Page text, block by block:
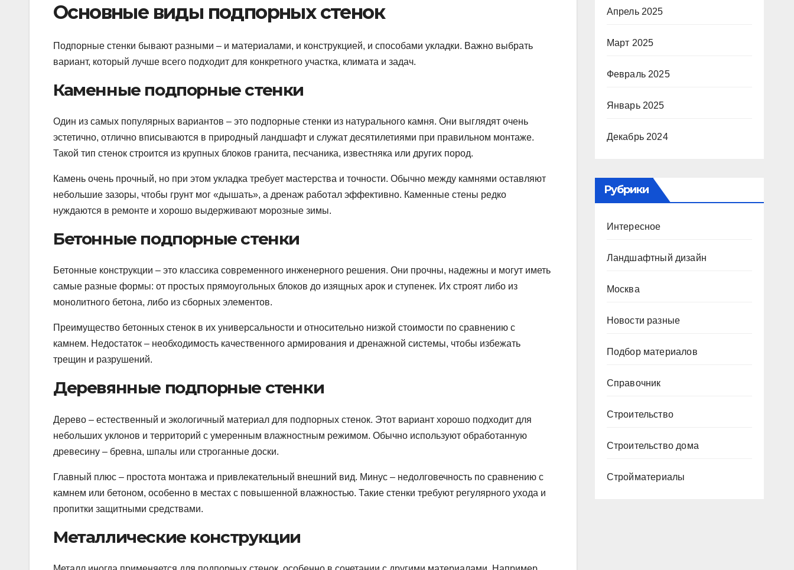
Основные виды подпорных стенок
Подпорные стенки бывают разными – и материалами, и конструкцией, и способами укладки. Важно выбрать
вариант, который лучше всего подходит для конкретного участка, климата и задач.
Каменные подпорные стенки
Один из самых популярных вариантов – это подпорные стенки из натурального камня. Они выглядят очень
эстетично, отлично вписываются в природный ландшафт и служат десятилетиями при правильном монтаже.
Такой тип стенок строится из крупных блоков гранита, песчаника, известняка или других пород.
Камень очень прочный, но при этом укладка требует мастерства и точности. Обычно между камнями оставляют
небольшие зазоры, чтобы грунт мог «дышать», а дренаж работал эффективно. Каменные стены редко
нуждаются в ремонте и хорошо выдерживают морозные зимы.
Бетонные подпорные стенки
Бетонные конструкции – это классика современного инженерного решения. Они прочны, надежны и могут иметь
самые разные формы: от простых прямоугольных блоков до изящных арок и ступенек. Их строят либо из
монолитного бетона, либо из сборных элементов.
Преимущество бетонных стенок в их универсальности и относительно низкой стоимости по сравнению с
камнем. Недостаток – необходимость качественного армирования и дренажной системы, чтобы избежать
трещин и разрушений.
Деревянные подпорные стенки
Дерево – естественный и экологичный материал для подпорных стенок. Этот вариант хорошо подходит для
небольших уклонов и территорий с умеренным влажностным режимом. Обычно используют обработанную
древесину – бревна, шпалы или строганные доски.
Главный плюс – простота монтажа и привлекательный внешний вид. Минус – недолговечность по сравнению с
камнем или бетоном, особенно в местах с повышенной влажностью. Такие стенки требуют регулярного ухода и
пропитки защитными средствами.
Металлические конструкции
Апрель 2025
Март 2025
Февраль 2025
Январь 2025
Декабрь 2024
Рубрики
Интересное
Ландшафтный дизайн
Москва
Новости разные
Подбор материалов
Справочник
Строительство
Строительство дома
Стройматериалы